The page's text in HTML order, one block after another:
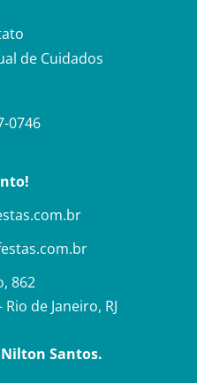
de Cuidados
0746
862
de Janeiro, RJ
Santos.